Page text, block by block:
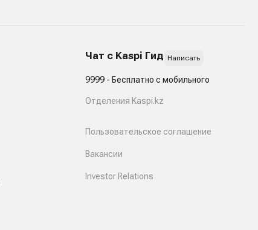
Чат с Kaspi Гид Написать
9999 - Бесплатно с мобильного
Отделения Kaspi.kz
Пользовательское соглашение
Вакансии
Investor Relations